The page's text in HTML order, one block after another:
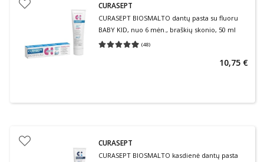
CURASEPT
CURASEPT BIOSMALTO dantų pasta su fluoru
BABY KID, nuo 6 mėn., braškių skonio, 50 ml
(48)
Vidutinis įvertinimas 4.94
10,75 €
CURASEPT
CURASEPT BIOSMALTO kasdienė dantų pasta